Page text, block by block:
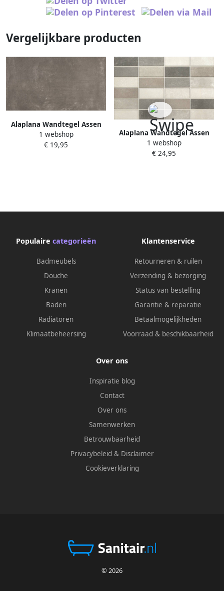
Vergelijkbare producten
Alaplana Wandtegel Assen
Mate 25x40 cm Antraciet
1 webshop
€ 19,95
Alaplana Wandtegel Assen
Mosaic 25x40 cm
1 webshop
€ 24,95
Populaire categorieën
Badmeubels
Douche
Kranen
Baden
Radiatoren
Klimaatbeheersing
Klantenservice
Retourneren & ruilen
Verzending & bezorging
Status van bestelling
Garantie & reparatie
Betaalmogelijkheden
Voorraad & beschikbaarheid
Over ons
Inspiratie blog
Contact
Over ons
Samenwerken
Betrouwbaarheid
Privacybeleid & Disclaimer
Cookieverklaring
© 2026